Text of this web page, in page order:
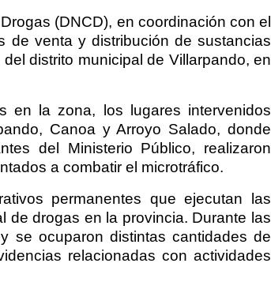
(DNCD), en coordinación con el
de venta y distribución de sustancias
distrito municipal de Villarpando, en
en la zona, los lugares intervenidos
Canoa y Arroyo Salado, donde
del Ministerio Público, realizaron
a combatir el microtráfico.
permanentes que ejecutan las
de drogas en la provincia. Durante las
se ocuparon distintas cantidades de
relacionadas con actividades